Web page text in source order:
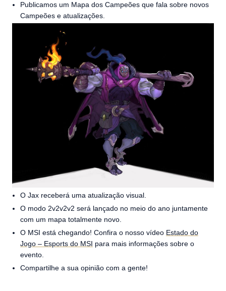
Publicamos um Mapa dos Campeões que fala sobre novos
Campeões e atualizações.
O Jax receberá uma atualização visual.
O modo 2v2v2v2 será lançado no meio do ano juntamente
com um mapa totalmente novo.
O MSI está chegando! Confira o nosso vídeo Estado do
Jogo – Esports do MSI para mais informações sobre o
evento.
Compartilhe a sua opinião com a gente!